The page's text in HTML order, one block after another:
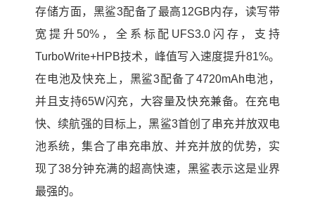
存储方面，黑鲨3配备了最高12GB内存，读写带
宽提升50%，全系标配UFS3.0闪存，支持
TurboWrite+HPB技术，峰值写入速度提升81%。
在电池及快充上，黑鲨3配备了4720mAh电池，
并且支持65W闪充，大容量及快充兼备。在充电
快、续航强的目标上，黑鲨3首创了串充并放双电
池系统，集合了串充串放、并充并放的优势，实
现了38分钟充满的超高快速，黑鲨表示这是业界
最强的。